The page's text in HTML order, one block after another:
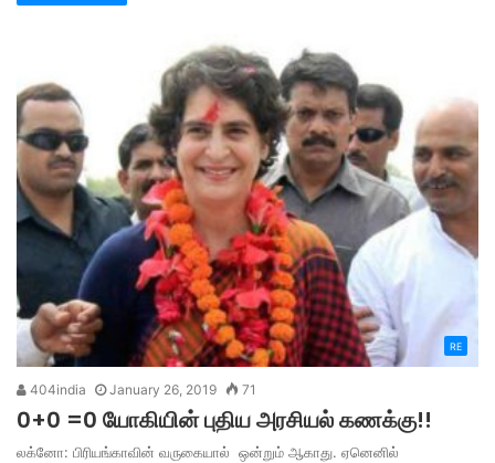
RE
404india January 26, 2019 71
0+0 =0 யோகியின் புதிய அரசியல் கணக்கு!!
லக்னோ: பிரியங்காவின் வருகையால் ஒன்றும் ஆகாது. ஏனெனில்